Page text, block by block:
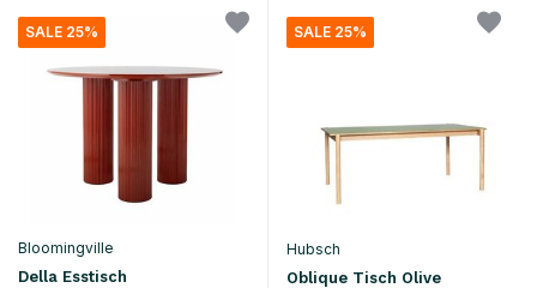
SALE 25%
Bloomingville
Della Esstisch
SALE 25%
Hubsch
Oblique Tisch Olive